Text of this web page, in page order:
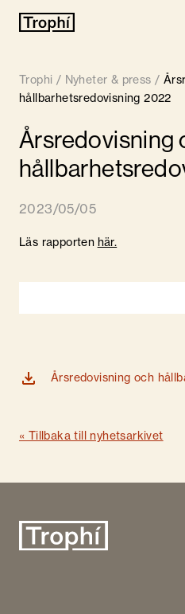
Lediga lokaler
Finansiell
Om Trophi
Nyheter
Kontakt
Trophi / Nyheter & press /
hållbarhetsredovisning 2022
Årsredovisning
2023/05/05
Läs rapporten här.
Årsredovisning och
« Tillbaka till nyhetsarkivet